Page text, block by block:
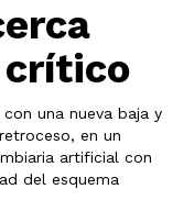
una nueva baja y
en un
artificial con
del esquema